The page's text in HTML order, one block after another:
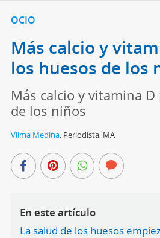
OCIO
Más calcio y
los huesos de los
Más calcio y vitamina
de los niños
Vilma Medina, Periodista, MA
En este artículo
La salud de los huesos